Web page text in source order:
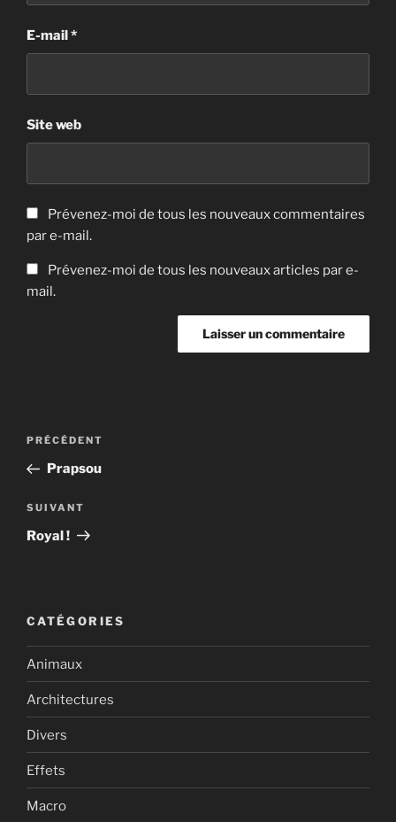
E-mail *
Site web
Prévenez-moi de tous les nouveaux commentaires
par e-mail.
Prévenez-moi de tous les nouveaux articles par e-
mail.
Navigation
l’article
Article
précédent
PRÉCÉDENT
Prapsou
Article
suivant
SUIVANT
Royal !
CATÉGORIES
Animaux
Architectures
Divers
Effets
Macro